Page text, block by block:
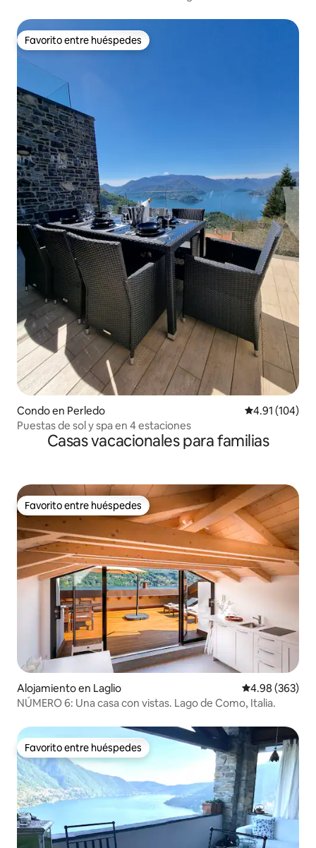
Favorito entre huéspedes
Favorito entre huéspedes
Condo en Perledo Calificación
4.91 (104)
Puestas de sol y spa en 4 estaciones
Casas vacacionales para familias
Favorito entre huéspedes
Favorito entre huéspedes
Alojamiento en Laglio Calificación
4.98 (363)
NÚMERO 6: Una casa con vistas. Lago de Como, Italia.
Favorito entre huéspedes
Favorito entre huéspedes